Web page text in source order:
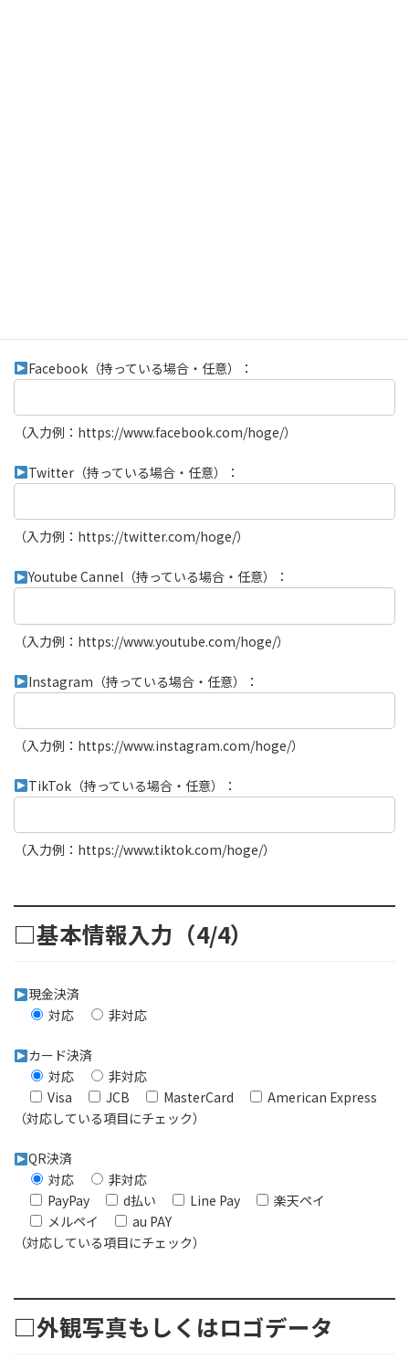
Facebook（持っている場合・任意）：
（入力例：https://www.facebook.com/hoge/）
Twitter（持っている場合・任意）：
（入力例：https://twitter.com/hoge/）
Youtube Cannel（持っている場合・任意）：
（入力例：https://www.youtube.com/hoge/）
Instagram（持っている場合・任意）：
（入力例：https://www.instagram.com/hoge/）
TikTok（持っている場合・任意）：
（入力例：https://www.tiktok.com/hoge/）
□基本情報入力（4/4）
現金決済
対応
非対応
カード決済
対応
非対応
Visa
JCB MasterCard
American Express
（対応している項目にチェック）
QR決済
対応
非対応
PayPay
d払い Line Pay
楽天ペイ
メルペイ
au PAY
（対応している項目にチェック）
□外観写真もしくはロゴデータ